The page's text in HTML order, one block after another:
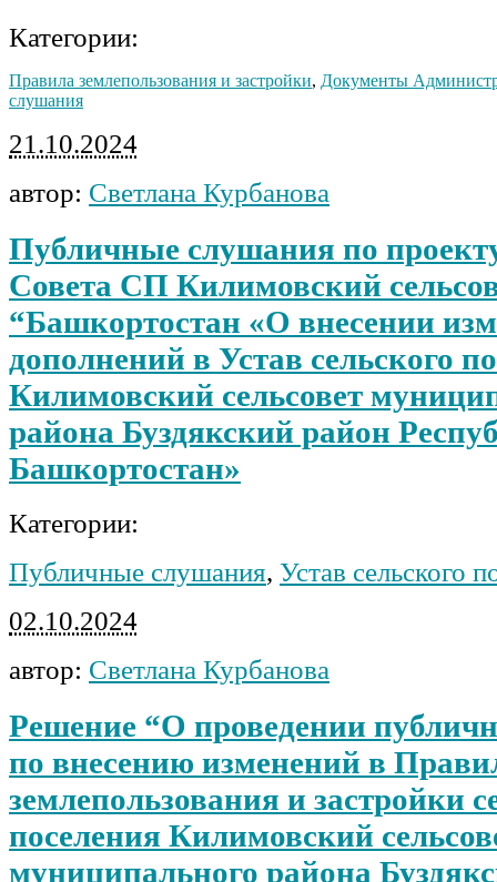
Категории:
Правила землепользования и застройки, Документы
слушания
21.10.2024
автор: Светлана Курбанова
Публичные слушания по
Совета СП Килимовский
“Башкортостан «О внесении
дополнений в Устав сельского
Килимовский сельсовет
района Буздякский район
Башкортостан»
Категории:
Публичные слушания, Устав сельского
02.10.2024
автор: Светлана Курбанова
Решение “О проведении
по внесению изменений в
землепользования и застройки
поселения Килимовский
муниципального района